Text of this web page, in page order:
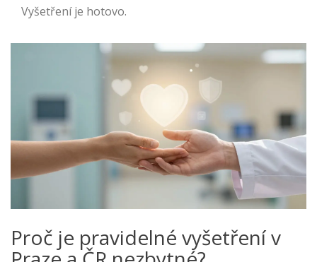
Vyšetření je hotovo.
Proč je pravidelné vyšetření v